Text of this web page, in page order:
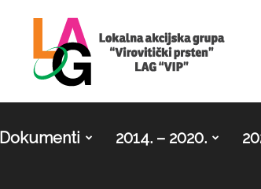
LAG
Dokumenti 2014. – 2020.